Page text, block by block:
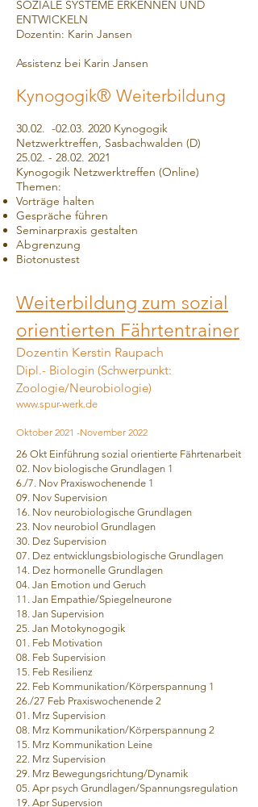
SOZIALE SYSTEME ERKENNEN UND
ENTWICKELN
Dozentin: Karin Jansen
Assistenz bei Karin Jansen
Kynogogik® Weiterbildung
30.02. -02.03. 2020 Kynogogik
Netzwerktreffen, Sasbachwalden (D)
25.02. - 28.02. 2021
Kynogogik Netzwerktreffen (Online)
Themen:
Vorträge halten
Gespräche führen
Seminarpraxis gestalten
Abgrenzung
Biotonustest
Weiterbildung zum sozial
orientierten Fährtentrainer
Dozentin Kerstin Raupach
Dipl.- Biologin (Schwerpunkt:
Zoologie/Neurobiologie)
www.spur-werk.de
Oktober 2021 -November 2022
26 Okt Einführung sozial orientierte Fährtenarbeit
02. Nov biologische Grundlagen 1
6./7. Nov Praxiswochenende 1
09. Nov Supervision
16. Nov neurobiologische Grundlagen
23. Nov neurobiol Grundlagen
30. Dez Supervision
07. Dez entwicklungsbiologische Grundlagen
14. Dez hormonelle Grundlagen
04. Jan Emotion und Geruch
11. Jan Empathie/Spiegelneurone
18. Jan Supervision
25. Jan Motokynogogik
01. Feb Motivation
08. Feb Supervision
15. Feb Resilienz
22. Feb Kommunikation/Körperspannung 1
26./27 Feb Praxiswochenende 2
01. Mrz Supervision
08. Mrz Kommunikation/Körperspannung 2
15. Mrz Kommunikation Leine
22. Mrz Supervision
29. Mrz Bewegungsrichtung/Dynamik
05. Apr psych Grundlagen/Spannungsregulation
19. Apr Supervsion